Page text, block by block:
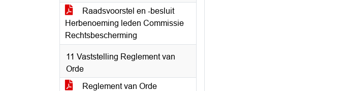
Raadsvoorstel en -besluit
Herbenoeming leden Commissie
Rechtsbescherming
11 Vaststelling Reglement van
Orde
Reglement van Orde